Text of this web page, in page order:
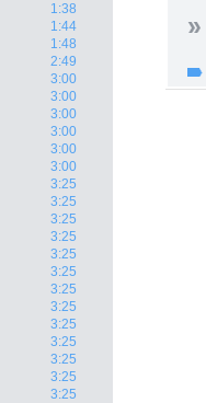
1:38
1:44
1:48
2:49
3:00
3:00
3:00
3:00
3:00
3:00
3:25
3:25
3:25
3:25
3:25
3:25
3:25
3:25
3:25
3:25
3:25
3:25
3:25